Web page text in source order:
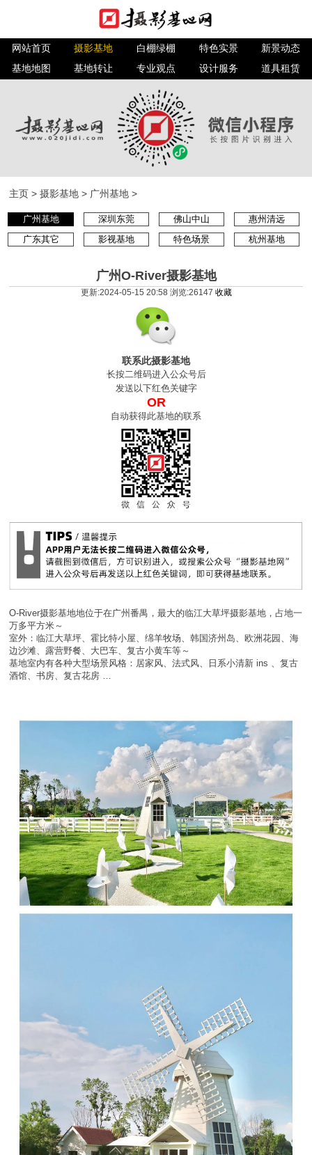
网站首页 摄影基地 白棚绿棚 特色实景
新景动态
基地地图
基地转让 专业观点 设计服务 道具租赁
主页 >摄影基地 > 广州基地 >
广州基地 深圳东莞 佛山中山
惠州清远
广东其它
影视基地 特色场景 杭州基地
广州O-River摄影基地
更新:2024-05-15 20:58 浏览:26147 收藏
联系此摄影基地
长按二维码进入公众号后
发送以下红色关键字
OR
自动获得此基地的联系
O-River摄影基地地位于在广州番禺，最大的临江大草坪摄影基地，占地一
万多平方米～
室外：临江大草坪、霍比特小屋、绵羊牧场、韩国济州岛、欧洲花园、海
边沙滩、露营野餐、大巴车、复古小黄车等～
基地室内有各种大型场景风格：居家风、法式风、日系小清新 ins 、复古
酒馆、书房、复古花房 …